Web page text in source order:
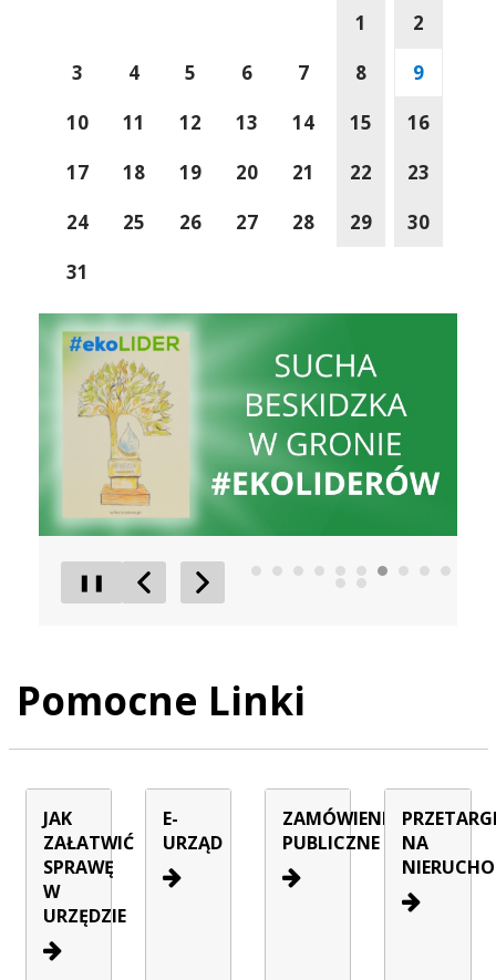
1
2
3
4 5 6 7 8
9
10
11 12 13 14 15
16
17
18 19 20 21 22
23
24
25 26 27 28 29
30
31
❚❚
Poprzedni Element
Następny Element
Pomocne Linki
JAK
ZAŁATWIĆ
SPRAWĘ
W
URZĘDZIE
E-
URZĄD
ZAMÓWIENIA
PUBLICZNE
NA